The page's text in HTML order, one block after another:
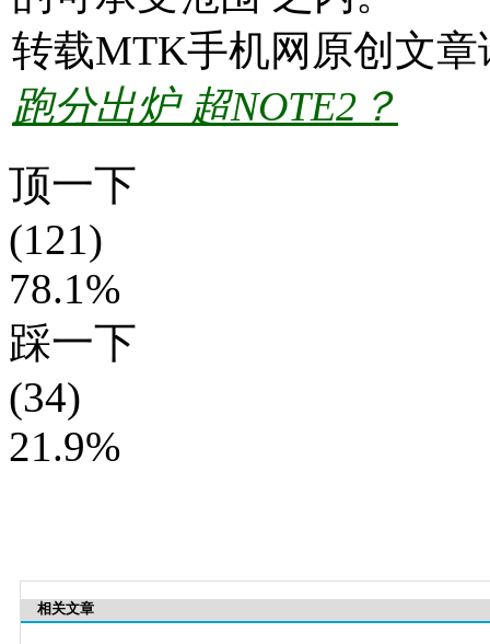
转载MTK手机网原创文
跑分出炉 超NOTE2？
顶一下
(121)
78.1%
踩一下
(34)
21.9%
相关文章